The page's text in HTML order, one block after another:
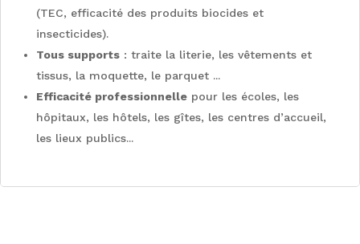
(TEC, efficacité des produits biocides et
insecticides).
Tous supports : traite la literie, les vêtements et
tissus, la moquette, le parquet ...
Efficacité professionnelle pour les écoles, les
hôpitaux, les hôtels, les gîtes, les centres d’accueil,
les lieux publics...